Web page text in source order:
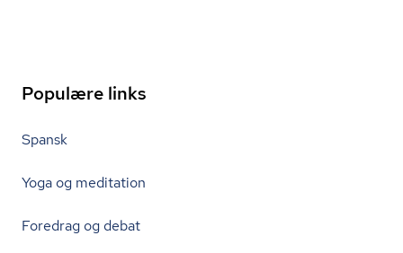
Populære links
Spansk
Yoga og meditation
Foredrag og debat